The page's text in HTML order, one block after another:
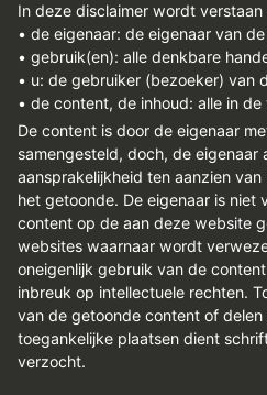
In deze disclaimer wordt verstaan
• de eigenaar: de eigenaar van
• gebruik(en): alle denkbare
• u: de gebruiker (bezoeker) van
• de content, de inhoud: alle in
De content is door de eigenaar
samengesteld, doch, de eigenaar
aansprakelijkheid ten aanzien
het getoonde. De eigenaar is niet
content op de aan deze website
websites waarnaar wordt
oneigenlijk gebruik van de
inbreuk op intellectuele rechten.
van de getoonde content of
toegankelijke plaatsen dient
verzocht.